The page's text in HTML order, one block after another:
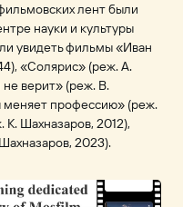
лент были
науки и культуры
увидеть фильмы «Иван
«Солярис» (реж. А.
не верит» (реж. В.
меняет профессию» (реж.
К. Шахназаров, 2012),
2023).